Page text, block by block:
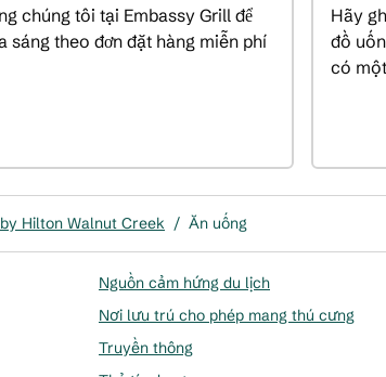
chúng tôi tại Embassy Grill để
sáng theo đơn đặt hàng miễn phí
Hãy
đồ
có
Hilton Walnut Creek / Ăn uống
Nguồn cảm hứng du lịch
Nơi lưu trú cho phép mang thú cưng
Truyền thông